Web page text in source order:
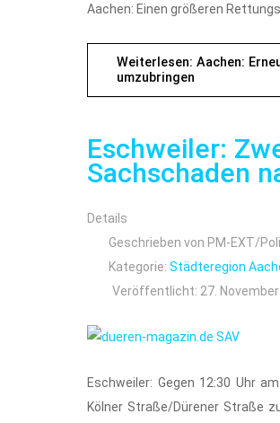
Aachen: Einen größeren
Weiterlesen: Aachen:
umzubringen
Eschweiler:
Sachschaden
Details
Geschrieben von PM-EXT/
Kategorie: Städteregion
Veröffentlicht: 27. November
Eschweiler: Gegen 12:30 Uhr
Kölner Straße/Dürener Straße